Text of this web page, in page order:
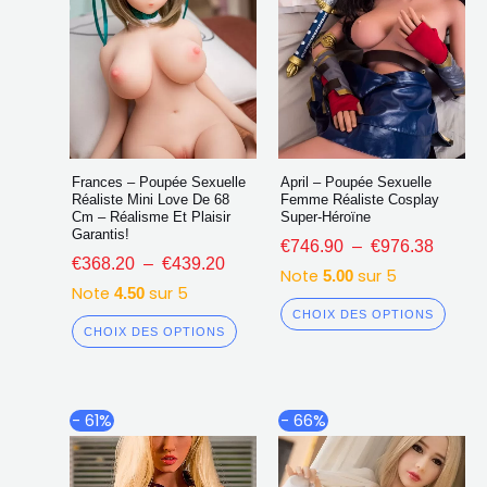
Frances – Poupée Sexuelle
Réaliste Mini Love De 68
Cm – Réalisme Et Plaisir
Garantis!
€368.20 – €439.20
Note 4.50sur 5
CHOIX DES OPTIONS
page
du
produit
April – Poupée Sexuelle
Femme Réaliste Cosplay
Super-Héroïne
€746.90 – €976.38
Note 5.00sur 5
CHOIX DES OPTIONS
page
du
- 61%
de
prix :
produit
a
- 66%
de
prix :
a